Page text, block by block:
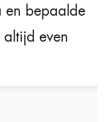
en bepaalde
even